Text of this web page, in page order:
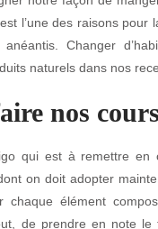
l’une des raisons
Changer
naturels dans nos
nos
qui est à remettre en
on doit adopter
élément
de prendre en note